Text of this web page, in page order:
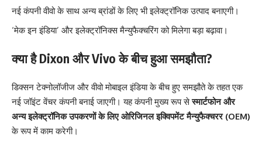
नई कंपनी वीवो के साथ अन्य ब्रांडों के लिए भी इलेक्ट्रॉनिक उत्पाद बनाएगी।
‘मेक इन इंडिया’ और इलेक्ट्रॉनिक्स मैन्युफैक्चरिंग को मिलेगा बड़ा बढ़ावा।
क्या है Dixon और Vivo के बीच हुआ समझौता?
डिक्सन टेक्नोलॉजीज और वीवो मोबाइल इंडिया के बीच हुए समझौते के तहत एक
नई जॉइंट वेंचर कंपनी बनाई जाएगी। यह कंपनी मुख्य रूप सेस्मार्टफोन और
अन्य इलेक्ट्रॉनिक उपकरणों के लिए ओरिजिनल इक्विपमेंट मैन्युफैक्चरर (OEM)
के रूप में काम करेगी।